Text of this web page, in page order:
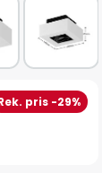
pris -29%